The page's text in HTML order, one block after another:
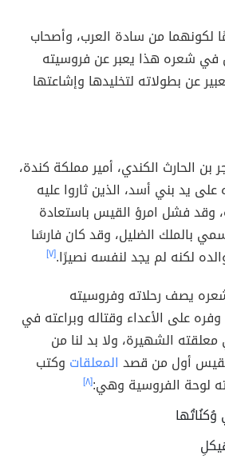
لكونهما من سادة العرب، وأصحاب
في شعره هذا يعبر عن فروسيته
عن بطولاته لتخليدها وإشاعتها
بن الحارث الكندي، أمير مملكة كندة،
يد بني أسد، الذين ثاروا عليه
وقد فشل امرؤ القيس باستعادة
بالملك الضليل، وقد كان فارسًا
لكنه لم يجد لنفسه نصيرًا.[٧]
يصف رحلاته وفروسيته
على الأعداء وقتاله وبراعته في
الشهيرة، ولا بد لنا من
أول من قصد المعلقات وكتب
لوحة الفروسية وهي:[٨]